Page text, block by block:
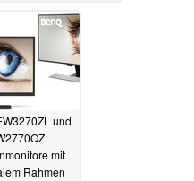
und
mit
Rahmen